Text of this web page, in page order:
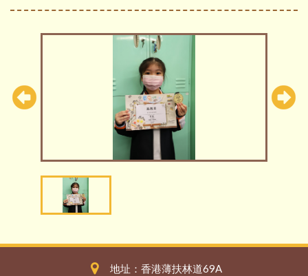
地址：香港薄扶林道69A